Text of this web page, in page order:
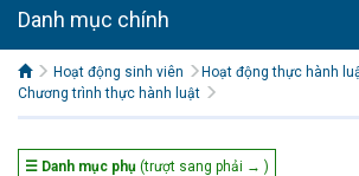
Danh mục chính
Hoạt động sinh viên
Hoạt động thực hành
Chương trình thực hành luật
☰ Danh mục phụ (trượt sang phải → )